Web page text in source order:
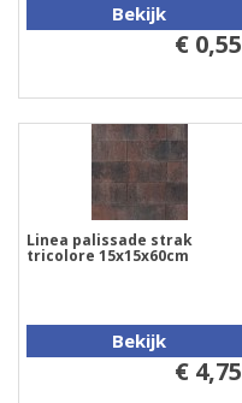
Bekijk
€ 0,55
Linea palissade strak
tricolore 15x15x60cm
Bekijk
€ 4,75